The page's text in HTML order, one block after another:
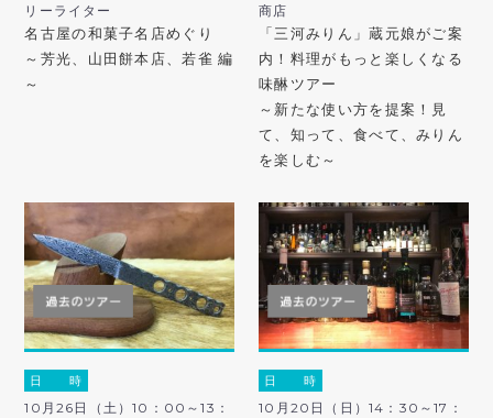
リーライター
名古屋の和菓子名店めぐり
～芳光、山田餅本店、若雀 編
～
商店
「三河みりん」蔵元娘がご案
内！料理がもっと楽しくなる
味醂ツアー
～新たな使い方を提案！見
て、知って、食べて、みりん
を楽しむ～
日 時
10月26日（土）10：00～13：
日 時
10月20日（日）14：30～17：